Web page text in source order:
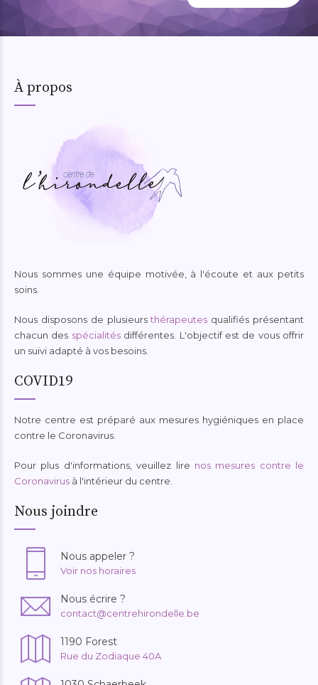
À propos
Nous sommes une équipe motivée, à l'écoute et aux petits
soins.
Nous disposons de plusieursthérapeutes qualifiés présentant
chacun des spécialitésdifférentes. L'objectif est de vous offrir
un suivi adapté à vos besoins.
COVID19
Notre centre est préparé aux mesures hygiéniques en place
contre le Coronavirus.
Pour plus d'informations, veuillez lire nos mesures contre le
Coronavirus à l'intérieur du centre.
Nous joindre
Nous appeler ?
Voir nos horaires
Nous écrire ?
contact@centrehirondelle.be
1190 Forest
Rue du Zodiaque 40A